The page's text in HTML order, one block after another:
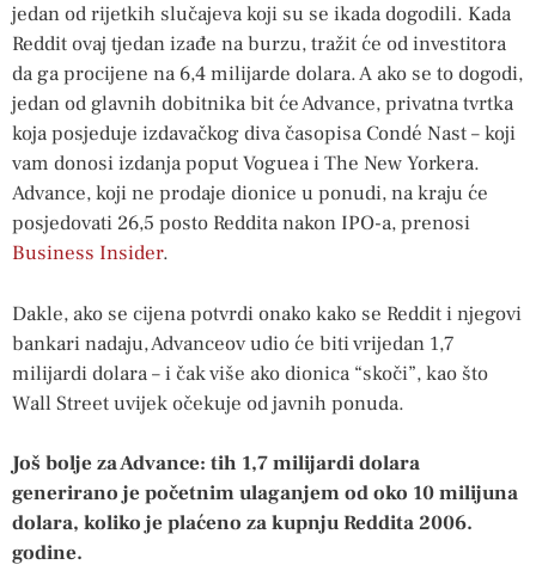
jedan od rijetkih slučajeva koji su se ikada dogodili. Kada
Reddit ovaj tjedan izađe na burzu, tražit će od investitora
da ga procijene na 6,4 milijarde dolara. A ako se to dogodi,
jedan od glavnih dobitnika bit će Advance, privatna tvrtka
koja posjeduje izdavačkog diva časopisa Condé Nast – koji
vam donosi izdanja poput Voguea i The New Yorkera.
Advance, koji ne prodaje dionice u ponudi, na kraju će
posjedovati 26,5 posto Reddita nakon IPO-a, prenosi
Business Insider.
Dakle, ako se cijena potvrdi onako kako se Reddit i njegovi
bankari nadaju, Advanceov udio će biti vrijedan 1,7
milijardi dolara – i čak više ako dionica “skoči”, kao što
Wall Street uvijek očekuje od javnih ponuda.
Još bolje za Advance: tih 1,7 milijardi dolara
generirano je početnim ulaganjem od oko 10 milijuna
dolara, koliko je plaćeno za kupnju Reddita 2006.
godine.